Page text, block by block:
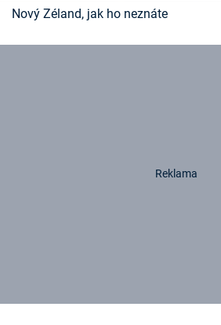
Nový Zéland, jak ho neznáte